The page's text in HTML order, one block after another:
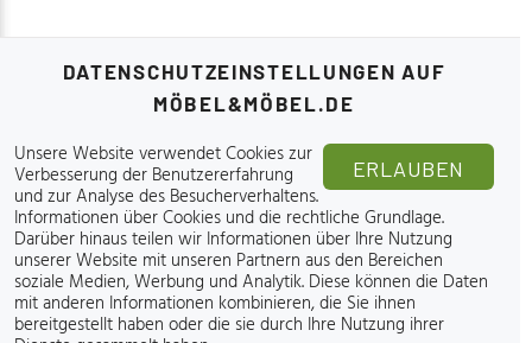
DATENSCHUTZEINSTELLUNGEN AUF
MÖBEL&MÖBEL.DE
ERLAUBEN
Unsere Website verwendet Cookies zur
Verbesserung der Benutzererfahrung
und zur Analyse des Besucherverhaltens.
Informationen über Cookies und die rechtliche Grundlage.
Darüber hinaus teilen wir Informationen über Ihre Nutzung
unserer Website mit unseren Partnern aus den Bereichen
soziale Medien, Werbung und Analytik. Diese können die Daten
mit anderen Informationen kombinieren, die Sie ihnen
bereitgestellt haben oder die sie durch Ihre Nutzung ihrer